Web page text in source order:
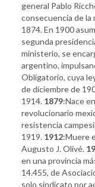
general Pablo
consecuencia de
1874. En 1900
segunda
ministerio, se
argentino,
Obligatorio, cuya
de diciembre de
1914. 1879:Nace
revolucionario
resistencia
1919. 1912:Muere
Augusto J. Olivé.
en una provincia
14.455, de
solo sindicato por